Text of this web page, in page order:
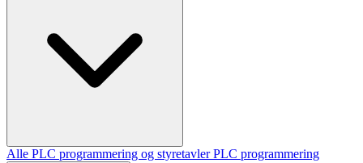
Alle PLC programmering og styretavlerPLC programmering